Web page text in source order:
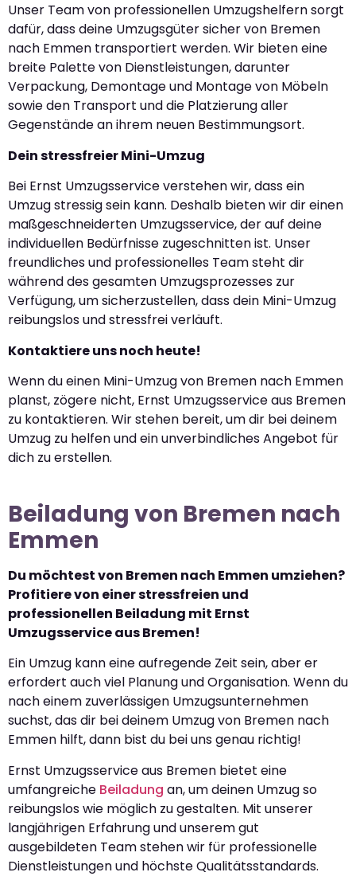
Unser Team von professionellen Umzugshelfern sorgt
dafür, dass deine Umzugsgüter sicher von Bremen
nach Emmen transportiert werden. Wir bieten eine
breite Palette von Dienstleistungen, darunter
Verpackung, Demontage und Montage von Möbeln
sowie den Transport und die Platzierung aller
Gegenstände an ihrem neuen Bestimmungsort.
Dein stressfreier Mini-Umzug
Bei Ernst Umzugsservice verstehen wir, dass ein
Umzug stressig sein kann. Deshalb bieten wir dir einen
maßgeschneiderten Umzugsservice, der auf deine
individuellen Bedürfnisse zugeschnitten ist. Unser
freundliches und professionelles Team steht dir
während des gesamten Umzugsprozesses zur
Verfügung, um sicherzustellen, dass dein Mini-Umzug
reibungslos und stressfrei verläuft.
Kontaktiere uns noch heute!
Wenn du einen Mini-Umzug von Bremen nach Emmen
planst, zögere nicht, Ernst Umzugsservice aus Bremen
zu kontaktieren. Wir stehen bereit, um dir bei deinem
Umzug zu helfen und ein unverbindliches Angebot für
dich zu erstellen.
Beiladung von Bremen nach
Emmen
Du möchtest von Bremen nach Emmen umziehen?
Profitiere von einer stressfreien und
professionellen Beiladung mit Ernst
Umzugsservice aus Bremen!
Ein Umzug kann eine aufregende Zeit sein, aber er
erfordert auch viel Planung und Organisation. Wenn du
nach einem zuverlässigen Umzugsunternehmen
suchst, das dir bei deinem Umzug von Bremen nach
Emmen hilft, dann bist du bei uns genau richtig!
Ernst Umzugsservice aus Bremen bietet eine
umfangreiche Beiladung an, um deinen Umzug so
reibungslos wie möglich zu gestalten. Mit unserer
langjährigen Erfahrung und unserem gut
ausgebildeten Team stehen wir für professionelle
Dienstleistungen und höchste Qualitätsstandards.